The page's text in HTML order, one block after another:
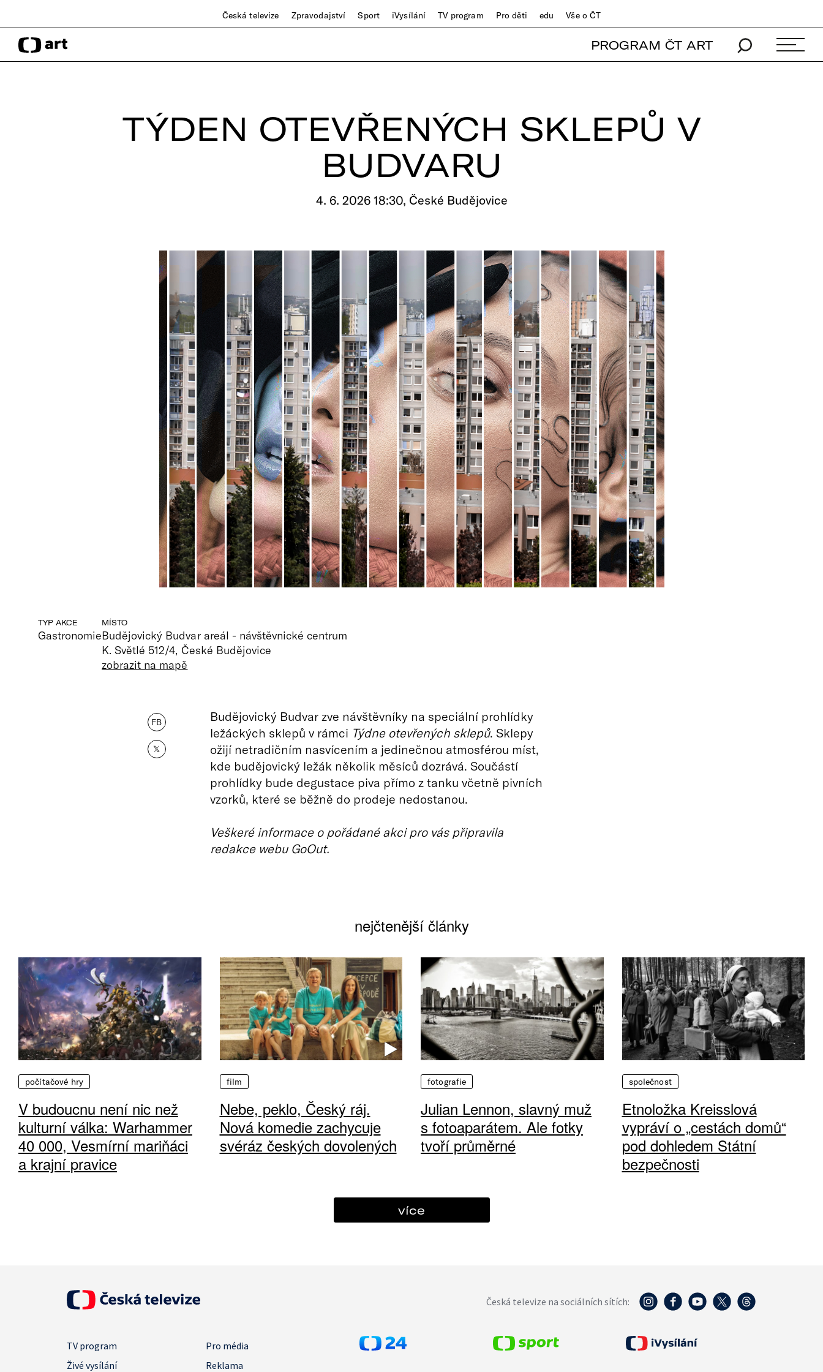
Česká televize Zpravodajství Sport iVysílání TV program Pro děti edu Vše o ČT
PROGRAM ČT ART
TÝDEN OTEVŘENÝCH SKLEPŮ V
BUDVARU
4. 6. 2026 18:30, České Budějovice
TYP AKCE
Gastronomie
MÍSTO
Budějovický Budvar areál - návštěvnické centrum
K. Světlé 512/4, České Budějovice
zobrazit na mapě
FB
𝕏
Budějovický Budvar zve návštěvníky na speciální prohlídky
ležáckých sklepů v rámci Týdne otevřených sklepů. Sklepy
ožijí netradičním nasvícením a jedinečnou atmosférou míst,
kde budějovický ležák několik měsíců dozrává. Součástí
prohlídky bude degustace piva přímo z tanku včetně pivních
vzorků, které se běžně do prodeje nedostanou.
Veškeré informace o pořádané akci pro vás připravila
redakce webu GoOut.
nejčtenější články
počítačové hry
V budoucnu není nic než
kulturní válka: Warhammer
40 000, Vesmírní mariňáci
a krajní pravice
film
Nebe, peklo, Český ráj.
Nová komedie zachycuje
svéráz českých dovolených
fotografie
Julian Lennon, slavný muž
s fotoaparátem. Ale fotky
tvoří průměrné
společnost
Etnoložka Kreisslová
vypráví o „cestách domů“
pod dohledem Státní
bezpečnosti
více
Česká televize na sociálních sítích:
TV program
Pro média
Živé vysílání
Reklama